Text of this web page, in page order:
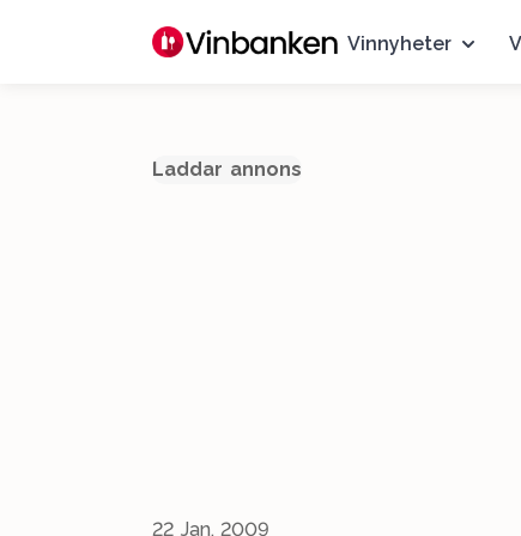
Vinnyheter
Laddar annons
22 Jan, 2009